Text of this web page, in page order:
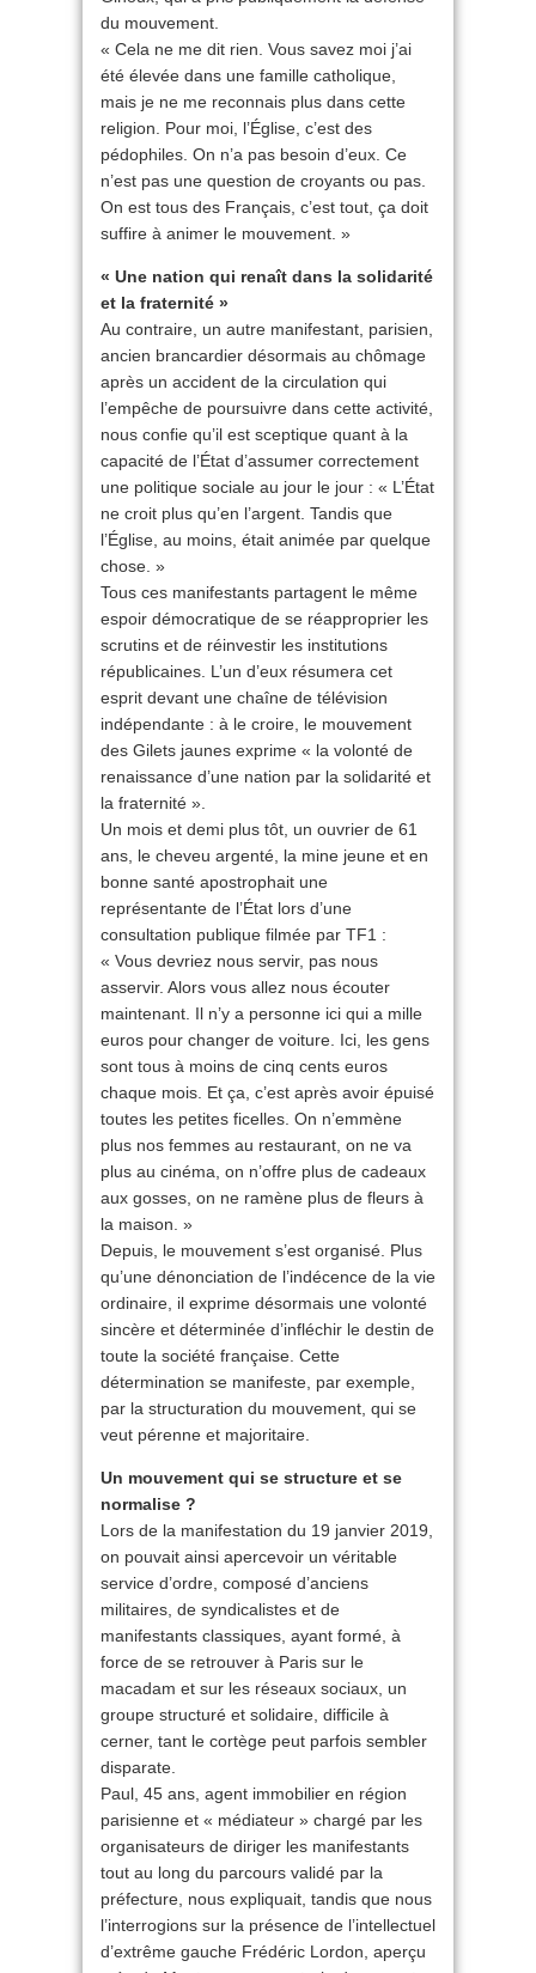
du mouvement.
« Cela ne me dit rien. Vous savez moi j’ai
été élevée dans une famille catholique,
mais je ne me reconnais plus dans cette
religion. Pour moi, l’Église, c’est des
pédophiles. On n’a pas besoin d’eux. Ce
n’est pas une question de croyants ou pas.
On est tous des Français, c’est tout, ça doit
suffire à animer le mouvement. »
« Une nation qui renaît dans la solidarité
et la fraternité »
Au contraire, un autre manifestant, parisien,
ancien brancardier désormais au chômage
après un accident de la circulation qui
l’empêche de poursuivre dans cette activité,
nous confie qu’il est sceptique quant à la
capacité de l’État d’assumer correctement
une politique sociale au jour le jour : « L’État
ne croit plus qu’en l’argent. Tandis que
l’Église, au moins, était animée par quelque
chose. »
Tous ces manifestants partagent le même
espoir démocratique de se réapproprier les
scrutins et de réinvestir les institutions
républicaines. L’un d’eux résumera cet
esprit devant une chaîne de télévision
indépendante : à le croire, le mouvement
des Gilets jaunes exprime « la volonté de
renaissance d’une nation par la solidarité et
la fraternité ».
Un mois et demi plus tôt, un ouvrier de 61
ans, le cheveu argenté, la mine jeune et en
bonne santé apostrophait une
représentante de l’État lors d’une
consultation publique filmée par TF1 :
« Vous devriez nous servir, pas nous
asservir. Alors vous allez nous écouter
maintenant. Il n’y a personne ici qui a mille
euros pour changer de voiture. Ici, les gens
sont tous à moins de cinq cents euros
chaque mois. Et ça, c’est après avoir épuisé
toutes les petites ficelles. On n’emmène
plus nos femmes au restaurant, on ne va
plus au cinéma, on n’offre plus de cadeaux
aux gosses, on ne ramène plus de fleurs à
la maison. »
Depuis, le mouvement s’est organisé. Plus
qu’une dénonciation de l’indécence de la vie
ordinaire, il exprime désormais une volonté
sincère et déterminée d’infléchir le destin de
toute la société française. Cette
détermination se manifeste, par exemple,
par la structuration du mouvement, qui se
veut pérenne et majoritaire.
Un mouvement qui se structure et se
normalise ?
Lors de la manifestation du 19 janvier 2019,
on pouvait ainsi apercevoir un véritable
service d’ordre, composé d’anciens
militaires, de syndicalistes et de
manifestants classiques, ayant formé, à
force de se retrouver à Paris sur le
macadam et sur les réseaux sociaux, un
groupe structuré et solidaire, difficile à
cerner, tant le cortège peut parfois sembler
disparate.
Paul, 45 ans, agent immobilier en région
parisienne et « médiateur » chargé par les
organisateurs de diriger les manifestants
tout au long du parcours validé par la
préfecture, nous expliquait, tandis que nous
l’interrogions sur la présence de l’intellectuel
d’extrême gauche Frédéric Lordon, aperçu